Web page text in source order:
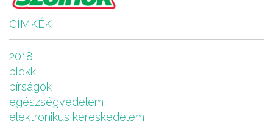
CÍMKÉK
2018
blokk
bírságok
egészségvédelem
elektronikus kereskedelem